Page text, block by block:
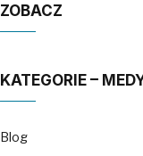
ZOBACZ
KATEGORIE –
Blog